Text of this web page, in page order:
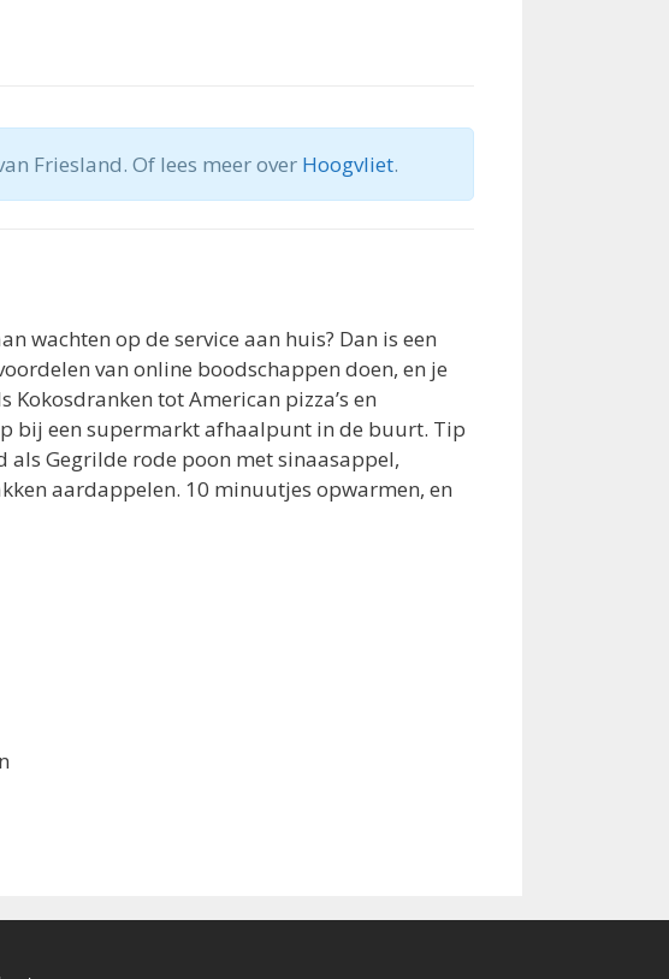
Friesland. Of lees meer over Hoogvliet.
wachten op de service aan huis? Dan is een
van online boodschappen doen, en je
tot American pizza’s en
bij een supermarkt afhaalpunt in de buurt. Tip
als Gegrilde rode poon met sinaasappel,
aardappelen. 10 minuutjes opwarmen, en